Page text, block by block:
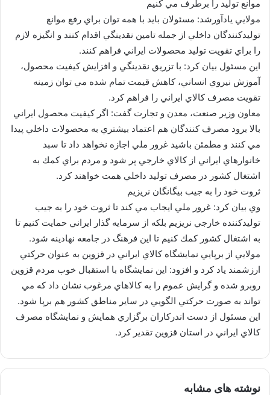
موانع توليد را برطرف مي كنيم
مولايي يادآورشد: مسئولان بايد با همه توان براي رفع موانع
توليدكنندگان داخلي از جمله تامين نقدينگي اقدام كنند و انگيزه لازم
را براي تقويت توليد محصولات ايراني فراهم كنند.
اين مسئول بيان كرد: با تزريق نقدينگي و افزايش كيفيت محصول،
آموزش نيروي انساني، كاهش قيمت تمام شده مي توان زمينه
تقويت مصرف كالاي ايراني را فراهم كرد.
معاون وزير صنعت، معدن و تجارت گفت: اگر كيفيت محصول ايراني
بالا برود مصرف كنندگان هم اعتماد بيشتري به محصولات داخلي پيدا
مي كنند و مطمئن باشيد غرور ملي اجازه نخواهد داد تا سبد
خانوارهاي ايراني از كالاي خارجي پر شود و مردم براي كمك به
اشتغال كشور در مصرف توليد داخلي همت خواهند كرد.
ثروت خود را به جيب بيگانگان نريزيم
وي بيان كرد: غرور ملي ايجاب مي كند تا ثروت خود را به جيب
توليدكننده خارجي نريزيم بلكه از سرمايه گذار ايراني حمايت كنيم تا
به اشتغال كشور كمك كنيم تا اين فرهنگ در جامعه نهادينه شود.
مولايي از برپايي نمايشگاه كالاي ايراني در قزوين به عنوان حركتي
ارزشمند ياد كرد و افزود: اين نمايشگاه با استقبال خوب مردم قزوين
روبرو شده و گرايش عموم را به كالاهاي مرغوب نشان داد كه مي
تواند به صورت حركتي الگويي در ساير مناطق كشور هم برپا شود.
اين مسئول از دست اندركاران برگزاري همايش و نمايشگاه مصرف
كالاي ايراني در استان قزوين تقدير كرد.
نوشته های مشابه